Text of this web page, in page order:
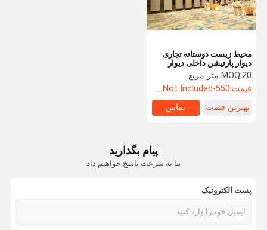
کارخانه تور کنترل کیفیت
دیوار پارتیشن موبایل
محیط زیست دوستانه تجاری
دیوار پارتیشن داخلی دیوار
پارتیشن موقت
MOQ:20 متر مربع
قیمت:550-3500RMB/PC (FOB) Tax Not Included
بهترین قیمت
تماس
پیام بگذارید
ما به سرعت پاسخ خواهیم داد
پست الکترونیک